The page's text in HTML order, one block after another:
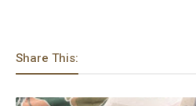
Share This: